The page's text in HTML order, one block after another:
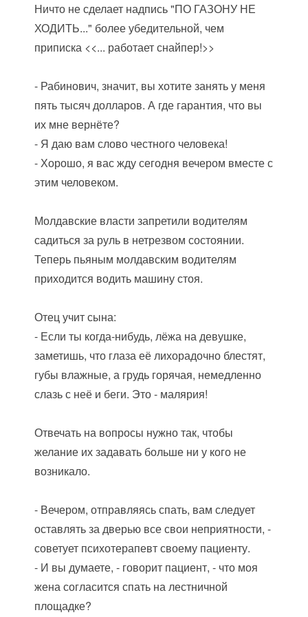
Ничто не сделает надпись "ПО ГАЗОНУ НЕ
ХОДИТЬ..." более убедительной, чем
приписка <<... работает снайпер!>>
- Рабинович, значит, вы хотите занять у меня
пять тысяч долларов. А где гарантия, что вы
их мне вернёте?
- Я даю вам слово честного человека!
- Хорошо, я вас жду сегодня вечером вместе с
этим человеком.
Молдавские власти запретили водителям
садиться за руль в нетрезвом состоянии.
Теперь пьяным молдавским водителям
приходится водить машину стоя.
Отец учит сына:
- Если ты когда-нибудь, лёжа на девушке,
заметишь, что глаза её лихорадочно блестят,
губы влажные, а грудь горячая, немедленно
слазь с неё и беги. Это - малярия!
Отвечать на вопросы нужно так, чтобы
желание их задавать больше ни у кого не
возникало.
- Вечером, отправляясь спать, вам следует
оставлять за дверью все свои неприятности, -
советует психотерапевт своему пациенту.
- И вы думаете, - говорит пациент, - что моя
жена согласится спать на лестничной
площадке?